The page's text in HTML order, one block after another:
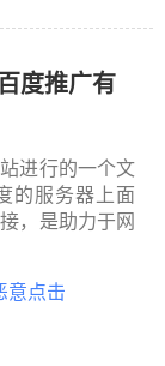
度推广有
进行的一个文
的服务器上面
，是助力于网
意点击